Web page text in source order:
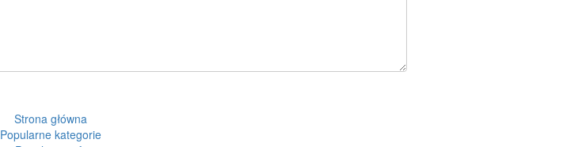
Strona główna
Popularne kategorie